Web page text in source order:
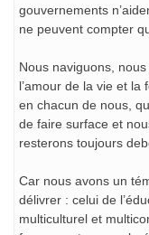
gouvernements
ne peuvent compter
Nous naviguons,
l’amour de la vie et
en chacun de nous,
de faire surface et
resterons toujours
Car nous avons un
délivrer : celui de
multiculturel et